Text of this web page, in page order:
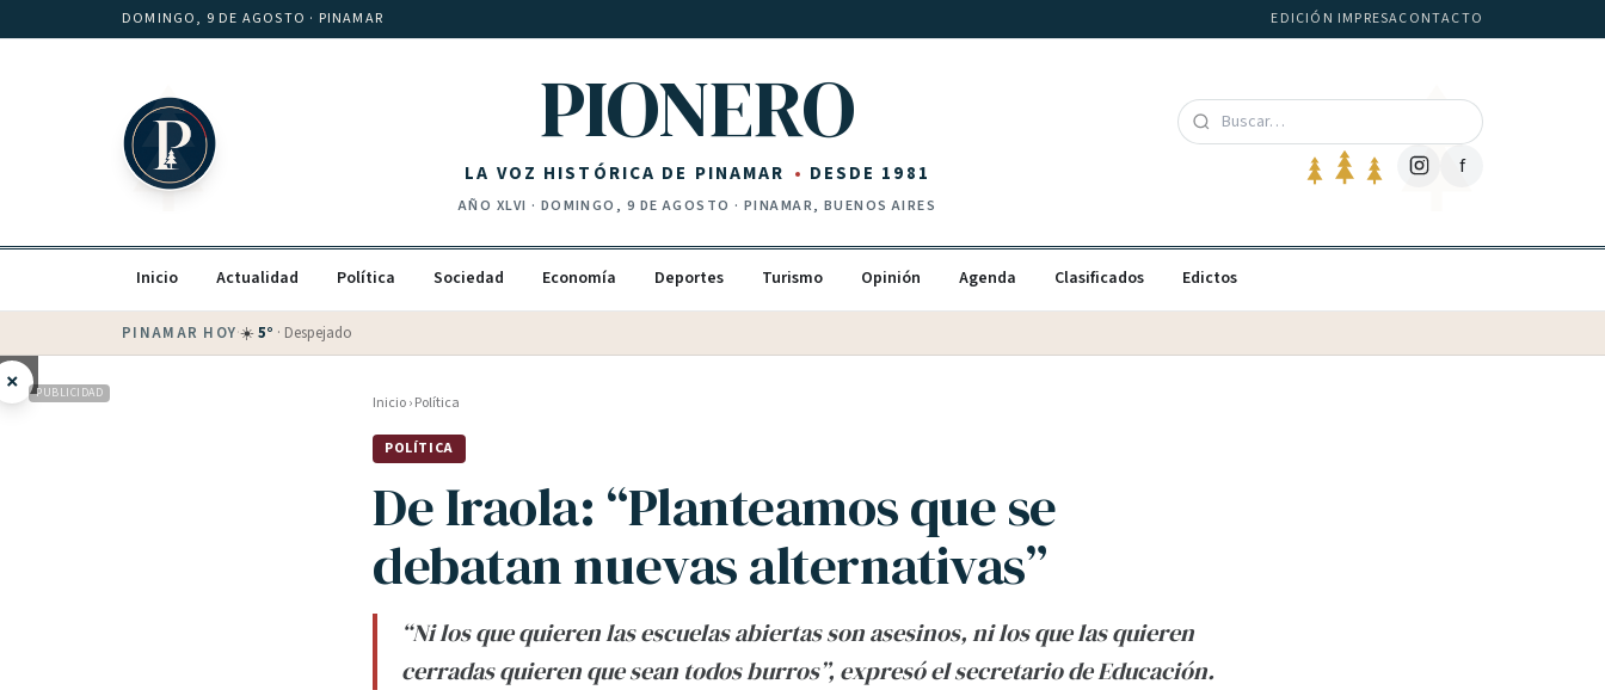
Saltar al contenidoDOMINGO, 9 DE AGOSTO · PINAMAR EDICIÓN IMPRESACONTACTO
PIONERO
LA VOZ HISTÓRICA DE PINAMAR DESDE 1981
AÑO XLVI · DOMINGO, 9 DE AGOSTO · PINAMAR, BUENOS AIRES
f
Inicio Actualidad Política Sociedad Economía Deportes Turismo Opinión Agenda Clasificados Edictos
PINAMAR HOY·💵 Dólar blue$1525
× PUBLICIDAD Inicio›Política
POLÍTICA
De Iraola: “Planteamos que se
debatan nuevas alternativas”
“Ni los que quieren las escuelas abiertas son asesinos, ni los que las quieren
cerradas quieren que sean todos burros”, expresó el secretario de Educación.